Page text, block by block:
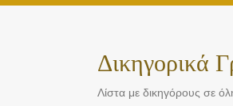
Δικηγορικά
Λίστα με δικηγόρους σε